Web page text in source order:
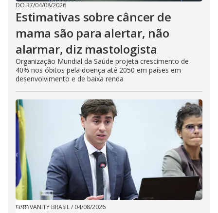
DO R7/04/08/2026
Estimativas sobre câncer de
mama são para alertar, não
alarmar, diz mastologista
Organização Mundial da Saúde projeta crescimento de
40% nos óbitos pela doença até 2050 em países em
desenvolvimento e de baixa renda
VANITY BRASIL/ 04/08/2026